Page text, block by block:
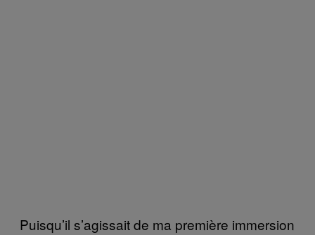
Puisqu’il s’agissait de ma première immersion